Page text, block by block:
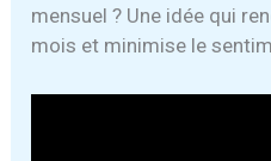
mensuel ? Une idée qui
mois et minimise le